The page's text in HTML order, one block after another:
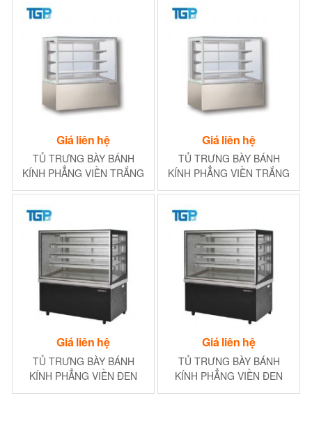
Giá liên hệ
TỦ TRƯNG BÀY BÁNH
KÍNH PHẲNG VIỀN TRẮNG
1200MM (3NGĂN)
Giá liên hệ
TỦ TRƯNG BÀY BÁNH
KÍNH PHẲNG VIỀN TRẮNG
900MM (3NGĂN)
Giá liên hệ
TỦ TRƯNG BÀY BÁNH
KÍNH PHẲNG VIỀN ĐEN
2400MM (3NGĂN)
Giá liên hệ
TỦ TRƯNG BÀY BÁNH
KÍNH PHẲNG VIỀN ĐEN
1800MM (3NGĂN)